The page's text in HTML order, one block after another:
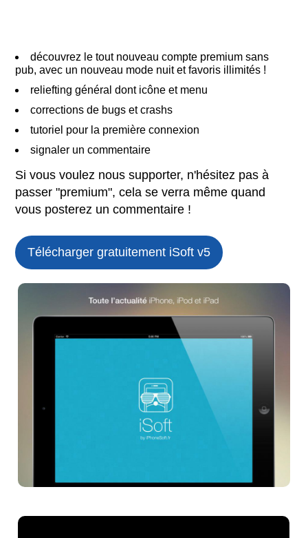
découvrez le tout nouveau compte premium sans
pub, avec un nouveau mode nuit et favoris illimités !
reliefting général dont icône et menu
corrections de bugs et crashs
tutoriel pour la première connexion
signaler un commentaire
Si vous voulez nous supporter, n'hésitez pas à
passer "premium", cela se verra même quand
vous posterez un commentaire !
Télécharger gratuitement iSoft v5